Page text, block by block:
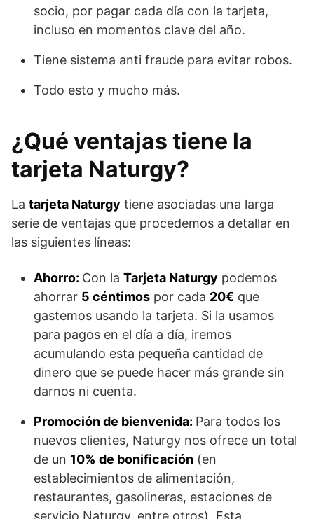
socio, por pagar cada día con la tarjeta,
incluso en momentos clave del año.
Tiene sistema anti fraude para evitar robos.
Todo esto y mucho más.
¿Qué ventajas tiene la
tarjeta Naturgy?
La tarjeta Naturgy tiene asociadas una larga
serie de ventajas que procedemos a detallar en
las siguientes líneas:
Ahorro: Con la Tarjeta Naturgy podemos
ahorrar 5 céntimos por cada 20€ que
gastemos usando la tarjeta. Si la usamos
para pagos en el día a día, iremos
acumulando esta pequeña cantidad de
dinero que se puede hacer más grande sin
darnos ni cuenta.
Promoción de bienvenida: Para todos los
nuevos clientes, Naturgy nos ofrece un total
de un 10% de bonificación (en
establecimientos de alimentación,
restaurantes, gasolineras, estaciones de
servicio Naturgy, entre otros). Esta